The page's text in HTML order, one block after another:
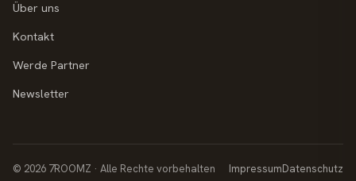
Über uns
Kontakt
Werde Partner
Newsletter
© 2026 7ROOMZ · Alle Rechte vorbehalten ImpressumDatenschutz